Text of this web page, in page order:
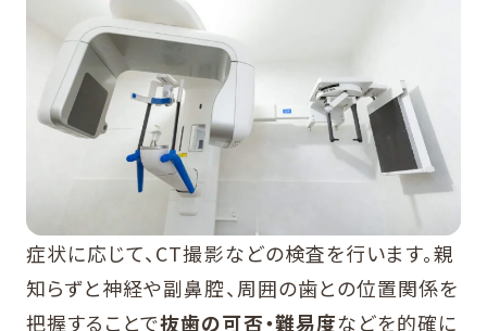
症状に応じて、CT撮影などの検査を行います。親
知らずと神経や副鼻腔、周囲の歯との位置関係を
把握することで抜歯の可否・難易度などを的確に